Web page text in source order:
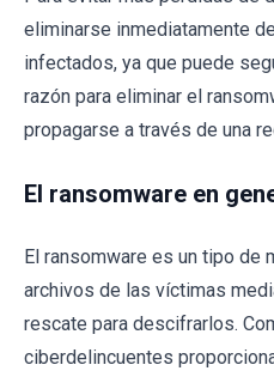
eliminarse inmediatamente
infectados, ya que puede
razón para eliminar el
propagarse a través de una
El ransomware en
El ransomware es un tipo de
archivos de las víctimas
rescate para descifrarlos.
ciberdelincuentes